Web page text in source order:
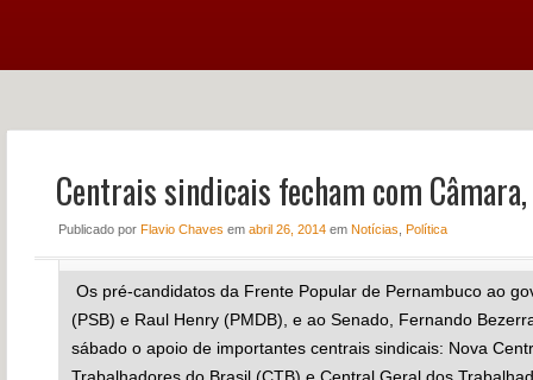
NOTÍCIAS PERFIL
CONTATO
Centrais sindicais fecham com Câmara,
Publicado por Flavio Chaves em abril 26, 2014em Notícias Política
Os pré-candidatos da Frente Popular de Pernambuco ao
(PSB) e Raul Henry (PMDB), e ao Senado, Fernando
sábado o apoio de importantes centrais sindicais: Nova
Trabalhadores do Brasil (CTB) e Central Geral dos